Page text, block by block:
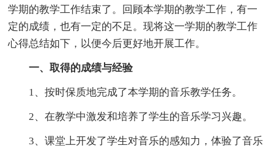
学期的教学工作结束了。回顾本学期的教学工作，有一
定的成绩，也有一定的不足。现将这一学期的教学工作
心得总结如下，以便今后更好地开展工作。
一、取得的成绩与经验
1、按时保质地完成了本学期的音乐教学任务。
2、在教学中激发和培养了学生的音乐学习兴趣。
3、课堂上开发了学生对音乐的感知力，体验了音乐